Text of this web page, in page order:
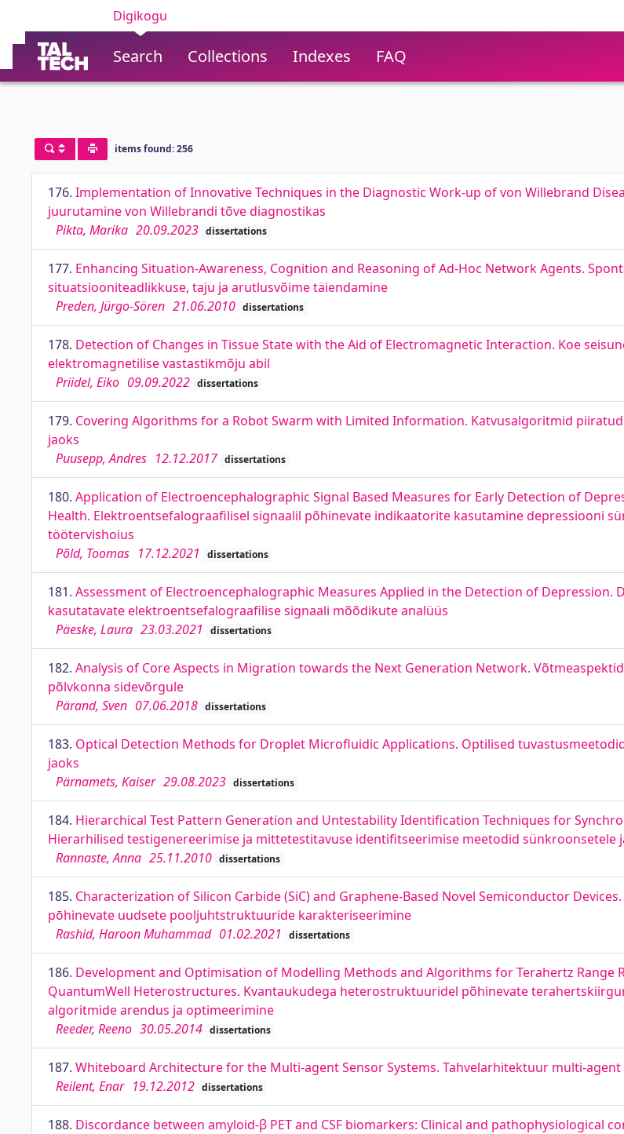
Digikogu
Search Collections Indexes FAQ
items found: 256
176. Implementation of Innovative Techniques in the Diagnostic Work-up of von Willebrand
juurutamine von Willebrandi tõve diagnostikas
Pikta, Marika 20.09.2023 dissertations
177. Enhancing Situation-Awareness, Cognition and Reasoning of Ad-Hoc Network Agents.
situatsiooniteadlikkuse, taju ja arutlusvõime täiendamine
Preden, Jürgo-Sören 21.06.2010 dissertations
178. Detection of Changes in Tissue State with the Aid of Electromagnetic Interaction. Koe
elektromagnetilise vastastikmõju abil
Priidel, Eiko 09.09.2022 dissertations
179. Covering Algorithms for a Robot Swarm with Limited Information. Katvusalgoritmid
jaoks
Puusepp, Andres 12.12.2017 dissertations
180. Application of Electroencephalographic Signal Based Measures for Early Detection of
Health. Elektroentsefalograafilisel signaalil põhinevate indikaatorite kasutamine depressiooni
töötervishoius
Põld, Toomas 17.12.2021 dissertations
181. Assessment of Electroencephalographic Measures Applied in the Detection of Depression.
kasutatavate elektroentsefalograafilise signaali mõõdikute analüüs
Päeske, Laura 23.03.2021 dissertations
182. Analysis of Core Aspects in Migration towards the Next Generation Network.
põlvkonna sidevõrgule
Pärand, Sven 07.06.2018 dissertations
183. Optical Detection Methods for Droplet Microfluidic Applications. Optilised
jaoks
Pärnamets, Kaiser 29.08.2023 dissertations
184. Hierarchical Test Pattern Generation and Untestability Identification Techniques for
Hierarhilised testigenereerimise ja mittetestitavuse identifitseerimise meetodid sünkroonsetele
Rannaste, Anna 25.11.2010 dissertations
185. Characterization of Silicon Carbide (SiC) and Graphene-Based Novel Semiconductor
pōhinevate uudsete pooljuhtstruktuuride karakteriseerimine
Rashid, Haroon Muhammad 01.02.2021 dissertations
186. Development and Optimisation of Modelling Methods and Algorithms for Terahertz Range
QuantumWell Heterostructures. Kvantaukudega heterostruktuuridel põhinevate
algoritmide arendus ja optimeerimine
Reeder, Reeno 30.05.2014 dissertations
187. Whiteboard Architecture for the Multi-agent Sensor Systems. Tahvelarhitektuur multi-
Reilent, Enar 19.12.2012 dissertations
188. Discordance between amyloid-β PET and CSF biomarkers: Clinical and pathophysiological